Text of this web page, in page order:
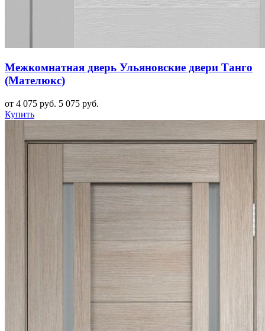
Межкомнатная дверь Ульяновские двери Танго
(Мателюкс)
от 4 075 руб. 5 075 руб.
Купить